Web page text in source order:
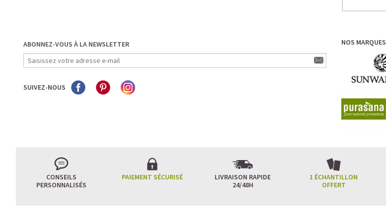
ABONNEZ-VOUS À LA NEWSLETTER
SUIVEZ-NOUS
NOS MARQUES
CONSEILS
PERSONNALISÉS
PAIEMENT SÉCURISÉ
LIVRAISON RAPIDE
24/48H
1 ÉCHANTILLON
OFFERT